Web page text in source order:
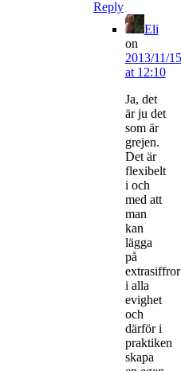
Reply
Eli
on
2013/11/15
at 12:10
Ja, det
är ju det
som är
grejen.
Det är
flexibelt
i och
med att
man
kan
lägga
på
extrasiffror
i alla
evighet
och
därför i
praktiken
skapa